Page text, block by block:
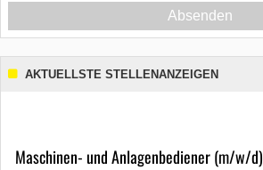
Absenden
AKTUELLSTE STELLENANZEIGEN
Maschinen- und Anlagenbediener (m/w/d)